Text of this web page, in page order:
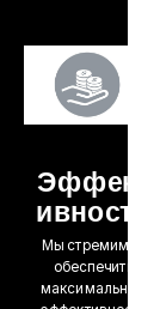
Эффект
ивность
Мы стремимся
обеспечить
максимальную